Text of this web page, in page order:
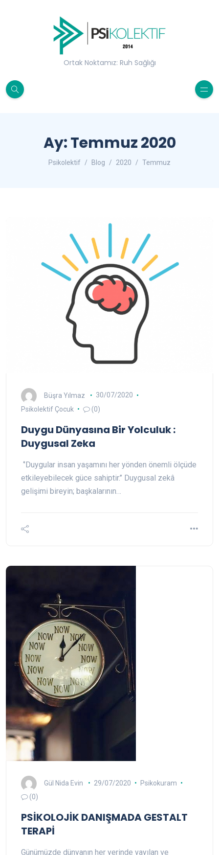
Ortak Noktamız: Ruh Sağlığı
Ay:Temmuz 2020
Psikolektif Blog 2020 Temmuz
Büşra Yılmaz
30/07/2020
Psikolektif Çocuk
(0)
Duygu Dünyasına Bir Yolculuk :
Duygusal Zeka
‘’Duygular insan yaşamını her yönden önemli ölçüde
etkileyebilecek güce sahiptir.’’ Duygusal zekâ
gelişimi bireyin; başkalarının…
Gül Nida Evin 29/07/2020
Psikokuram
(0)
PSİKOLOJİK DANIŞMADA GESTALT
TERAPİ
Günümüzde dünyanın her yerinde yayılan ve